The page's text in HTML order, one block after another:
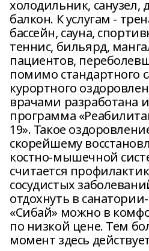
холодильник, санузел,
балкон. К услугам -
бассейн, сауна,
теннис, бильярд,
пациентов,
помимо стандартного
курортного
врачами разработана
программа
19». Такое
скорейшему
костно-мышечной
считается
сосудистых
отдохнуть в
«Сибай» можно в
по низкой цене. Тем
момент здесь